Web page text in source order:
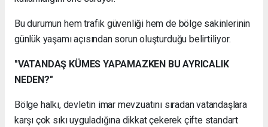
Bu durumun hem trafik güvenliği hem de bölge sakinlerinin
günlük yaşamı açısından sorun oluşturduğu belirtiliyor.
"VATANDAŞ KÜMES YAPAMAZKEN BU AYRICALIK
NEDEN?"
Bölge halkı, devletin imar mevzuatını sıradan vatandaşlara
karşı çok sıkı uyguladığına dikkat çekerek çifte standart